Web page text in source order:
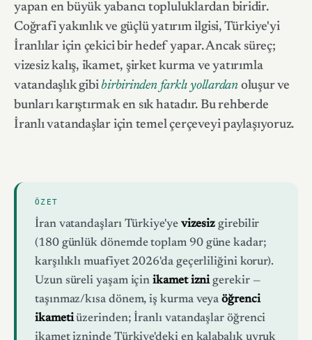
yapan en büyük yabancı topluluklardan biridir.
Coğrafi yakınlık ve güçlü yatırım ilgisi, Türkiye'yi
İranlılar için çekici bir hedef yapar. Ancak süreç;
vizesiz kalış, ikamet, şirket kurma ve yatırımla
vatandaşlık gibibirbirinden farklı yollardan oluşur ve
bunları karıştırmak en sık hatadır. Bu rehberde
İranlı vatandaşlar için temel çerçeveyi paylaşıyoruz.
ÖZET
İran vatandaşları Türkiye'ye vizesiz girebilir
(180 günlük dönemde toplam 90 güne kadar;
karşılıklı muafiyet 2026'da geçerliliğini korur).
Uzun süreli yaşam içinikamet iznigerekir —
taşınmaz/kısa dönem, iş kurma veyaöğrenci
ikametiüzerinden; İranlı vatandaşlar öğrenci
ikamet izninde Türkiye'deki en kalabalık uyruk